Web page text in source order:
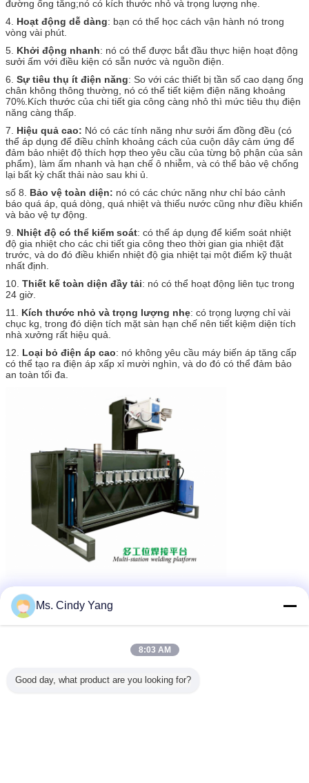
đường ống tăng;nó có kích thước nhỏ và trọng lượng nhẹ.
4. Hoạt động dễ dàng: bạn có thể học cách vận hành nó trong
vòng vài phút.
5. Khởi động nhanh: nó có thể được bắt đầu thực hiện hoạt động
sưởi ấm với điều kiện có sẵn nước và nguồn điện.
6. Sự tiêu thụ ít điện năng: So với các thiết bị tần số cao dạng ống
chân không thông thường, nó có thể tiết kiệm điện năng khoảng
70%.Kích thước của chi tiết gia công càng nhỏ thì mức tiêu thụ điện
năng càng thấp.
7. Hiệu quả cao: Nó có các tính năng như sưởi ấm đồng đều (có
thể áp dụng để điều chỉnh khoảng cách của cuộn dây cảm ứng để
đảm bảo nhiệt độ thích hợp theo yêu cầu của từng bộ phận của sản
phẩm), làm ấm nhanh và hạn chế ô nhiễm, và có thể bảo vệ chống
lại bất kỳ chất thải nào sau khi ủ.
số 8. Bảo vệ toàn diện: nó có các chức năng như chỉ báo cảnh
báo quá áp, quá dòng, quá nhiệt và thiếu nước cũng như điều khiển
và bảo vệ tự động.
9. Nhiệt độ có thể kiểm soát: có thể áp dụng để kiểm soát nhiệt
độ gia nhiệt cho các chi tiết gia công theo thời gian gia nhiệt đặt
trước, và do đó điều khiển nhiệt độ gia nhiệt tại một điểm kỹ thuật
nhất định.
10. Thiết kế toàn diện đầy tải: nó có thể hoạt động liên tục trong
24 giờ.
11. Kích thước nhỏ và trọng lượng nhẹ: có trọng lượng chỉ vài
chục kg, trong đó diện tích mặt sàn hạn chế nên tiết kiệm diện tích
nhà xưởng rất hiệu quả.
12. Loại bỏ điện áp cao: nó không yêu cầu máy biến áp tăng cấp
có thể tạo ra điện áp xấp xỉ mười nghìn, và do đó có thể đảm bảo
an toàn tối đa.
thẻ:thiết bị xử lý nhiệt cảm ứng,Thiết bị xử lý nhiệt cảm ứng
Ms. Cindy Yang
8:03 AM
Good day, what product are you looking for?